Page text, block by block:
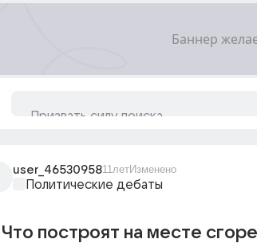
user_4653095811летИзменено
Политические дебаты
Что построят на месте